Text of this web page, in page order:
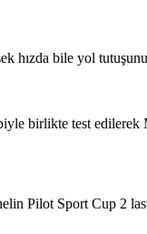
bile yol
birlikte test
Pilot Sport Cup 2